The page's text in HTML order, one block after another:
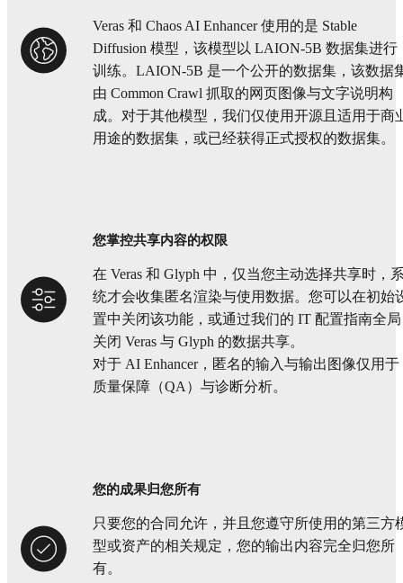
Veras 和 Chaos AI Enhancer 使用的是 Stable
Diffusion 模型，该模型以 LAION-5B 数据集进行
训练。LAION-5B 是一个公开的数据集，该数据
由 Common Crawl 抓取的网页图像与文字说明构
成。对于其他模型，我们仅使用开源且适用于商
用途的数据集，或已经获得正式授权的数据集。
您掌控共享内容的权限
在 Veras 和 Glyph 中，仅当您主动选择共享时，
统才会收集匿名渲染与使用数据。您可以在初始
置中关闭该功能，或通过我们的 IT 配置指南全局
关闭 Veras 与 Glyph 的数据共享。
对于 AI Enhancer，匿名的输入与输出图像仅用于
质量保障（QA）与诊断分析。
您的成果归您所有
只要您的合同允许，并且您遵守所使用的第三方
型或资产的相关规定，您的输出内容完全归您所
有。